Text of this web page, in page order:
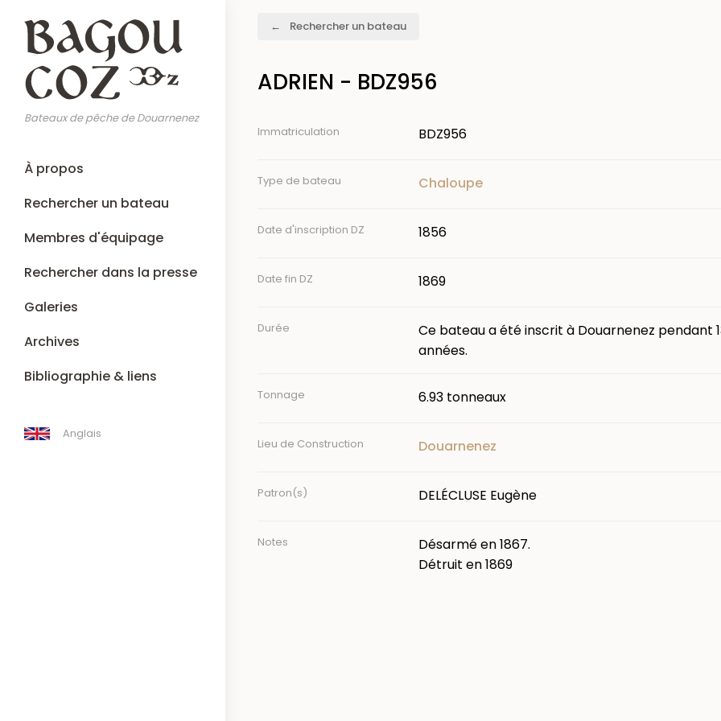
contenu
principal
Bateaux de pêche de Douarnenez
Main
navigation
À propos
Rechercher un bateau
Membres d'équipage
Rechercher dans la presse
Galeries
Archives
Bibliographie & liens
Anglais
Rechercher un bateau
ADRIEN - BDZ956
Immatriculation BDZ956
Type de bateau Chaloupe
Date d'inscription DZ 1856
Date fin DZ 1869
Durée
Ce bateau a été inscrit à Douarnenez pendant
années.
Tonnage 6.93 tonneaux
Lieu de Construction Douarnenez
Patron(s) DELÉCLUSE Eugène
Notes
Désarmé en 1867.
Détruit en 1869